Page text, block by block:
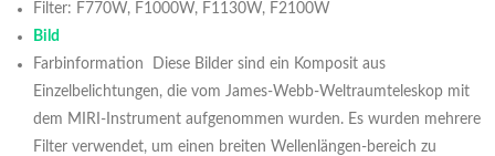
Filter: F770W, F1000W, F1130W, F2100W
Bild
Farbinformation Diese Bilder sind ein Komposit aus
Einzelbelichtungen, die vom James-Webb-Weltraumteleskop mit
dem MIRI-Instrument aufgenommen wurden. Es wurden mehrere
Filter verwendet, um einen breiten Wellenlängen-bereich zu